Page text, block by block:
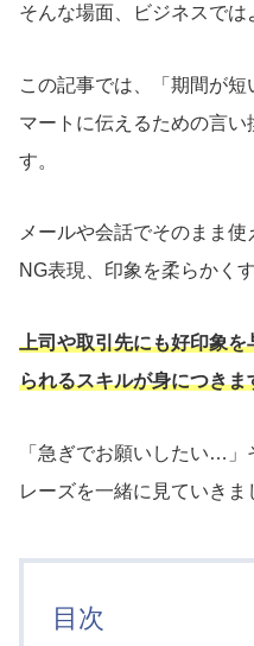
そんな場面、ビジネスでは
この記事では、「期間が
マートに伝えるための言い
す。
メールや会話でそのまま
NG表現、印象を柔らかく
上司や取引先にも好印象
られるスキルが身につきま
「急ぎでお願いしたい…
レーズを一緒に見ていきま
目次